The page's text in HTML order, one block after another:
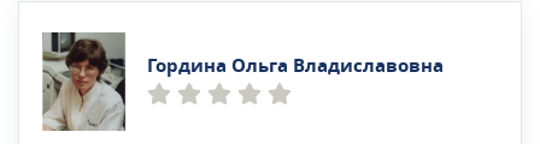
Гордина Ольга Владиславовна